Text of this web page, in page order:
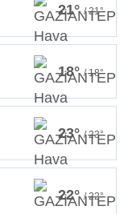
21° / 21°
18° / 18°
23° / 23°
22° / 22°